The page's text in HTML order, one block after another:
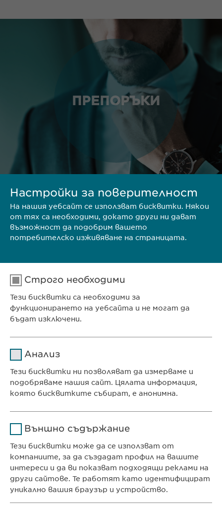
ПРЕПОРЪКИ
ТЕРИТОРИЯ
ЕВОФАРМА ЕООД
КОНТАКТ
Телефон: +359 2 962 12 00
e-mail:info@ewopharma.bg
Настройки за поверителност
На нашия уебсайт се използват бисквитки. Някои
от тях са необходими, докато други ни дават
възможност да подобрим вашето
потребителско изживяване на страницата.
Строго необходими
Тези бисквитки са необходими за
функционирането на уебсайта и не могат да
бъдат изключени.
Продължителност 1 година
Цел
Съхранява състоянието
бисквитките на
потребителите.
Анализ
Тези бисквитки ни позволяват да измерваме и
подобряваме нашия сайт. Цялата информация,
която бисквитките събират, е анонимна.
Продължителност 1 day
Цел Generates statistical data.
Външно съдържание
Тези бисквитки може да се използват от
компаниите, за да създадат профил на вашите
интереси и да ви показват подходящи реклами на
други сайтове. Те работят като идентифицират
уникално вашия браузър и устройство.